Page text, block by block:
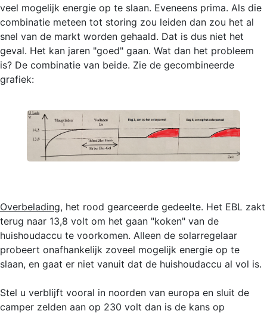
veel mogelijk energie op te slaan. Eveneens prima. Als die
combinatie meteen tot storing zou leiden dan zou het al
snel van de markt worden gehaald. Dat is dus niet het
geval. Het kan jaren "goed" gaan. Wat dan het probleem
is? De combinatie van beide. Zie de gecombineerde
grafiek:
Overbelading, het rood gearceerde gedeelte. Het EBL zakt
terug naar 13,8 volt om het gaan "koken" van de
huishoudaccu te voorkomen. Alleen de solarregelaar
probeert onafhankelijk zoveel mogelijk energie op te
slaan, en gaat er niet vanuit dat de huishoudaccu al vol is.
Stel u verblijft vooral in noorden van europa en sluit de
camper zelden aan op 230 volt dan is de kans op